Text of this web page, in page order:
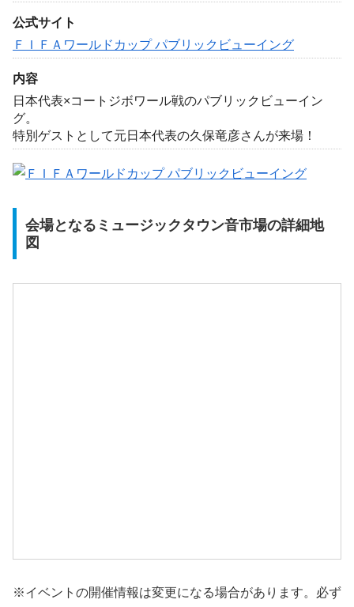
公式サイト
ＦＩＦＡワールドカップ パブリックビューイング
内容
日本代表×コートジボワール戦のパブリックビューイン
グ。
特別ゲストとして元日本代表の久保竜彦さんが来場！
会場となるミュージックタウン音市場の詳細地
図
※イベントの開催情報は変更になる場合があります。必ず